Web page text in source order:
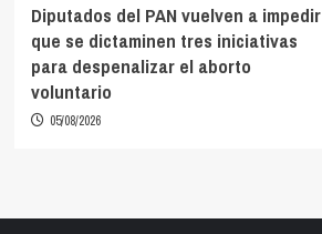
Diputados del PAN vuelven a impedir
que se dictaminen tres iniciativas
para despenalizar el aborto
voluntario
05/08/2026